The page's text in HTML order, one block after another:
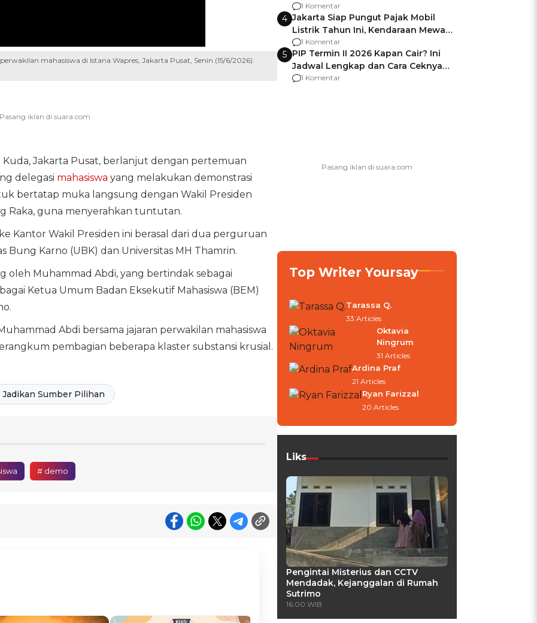
mahasiswa di Istana Wapres, Jakarta Pusat, Senin (15/6/2026).
Kuda, Jakarta Pusat, berlanjut dengan pertemuan
delegasi mahasiswa yang melakukan demonstrasi
bertatap muka langsung dengan Wakil Presiden
Raka, guna menyerahkan tuntutan.
Kantor Wakil Presiden ini berasal dari dua perguruan
Bung Karno (UBK) dan Universitas MH Thamrin.
Muhammad Abdi, yang bertindak sebagai
Ketua Umum Badan Eksekutif Mahasiswa (BEM)
Abdi bersama jajaran perwakilan mahasiswa
pembagian beberapa klaster substansi krusial.
Jadikan Sumber Pilihan
# demo
Usai Jadi Brigjen
1 Komentar
4 Jakarta Siap Pungut Pajak Mobil
Listrik Tahun Ini, Kendaraan Mewah
Kena hingga 75% PKB
1 Komentar
5 PIP Termin II 2026 Kapan Cair? Ini
Jadwal Lengkap dan Cara Ceknya
agar Dana Tidak Hangus!
1 Komentar
Top Writer Yoursay
Tarassa Q.
33 Articles
Oktavia
Ningrum
31 Articles
Ardina Praf
21 Articles
Ryan Farizzal
20 Articles
Liks
Pengintai Misterius dan CCTV
Mendadak, Kejanggalan di Rumah
Sutrimo
16:00 WIB